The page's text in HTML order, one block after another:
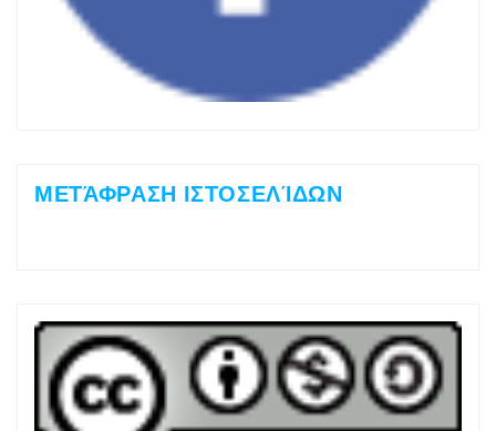
ΜΕΤΆΦΡΑΣΗ ΙΣΤΟΣΕΛΊΔΩΝ